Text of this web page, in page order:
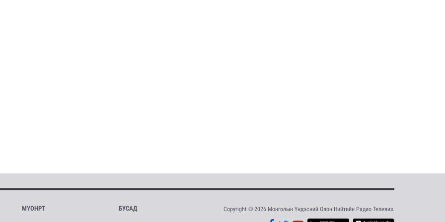
МҮОНРТ БУСАД Copyright © 2026 Монголын Үндэсний Олон Нийтийн Радио Телевиз.